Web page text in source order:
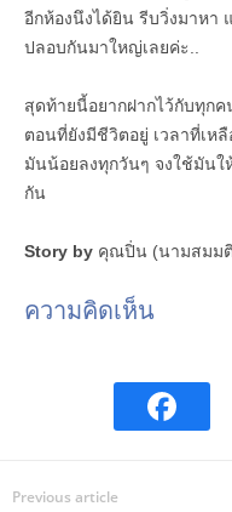
อีกห้องนึงได้ยิน รีบวิ่งมาหา
ปลอบกันมาใหญ่เลยค่ะ..
สุดท้ายนี้อยากฝากไว้กับทุก
ตอนที่ยังมีชีวิตอยู่ เวลาที่เห
มันน้อยลงทุกวันๆ จงใช้มันใ
กัน
Story by คุณปิ่น (นามสมม
ความคิดเห็น
Previous article